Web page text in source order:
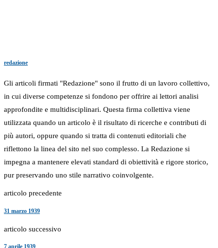
redazione
Gli articoli firmati "Redazione" sono il frutto di un lavoro collettivo,
in cui diverse competenze si fondono per offrire ai lettori analisi
approfondite e multidisciplinari. Questa firma collettiva viene
utilizzata quando un articolo è il risultato di ricerche e contributi di
più autori, oppure quando si tratta di contenuti editoriali che
riflettono la linea del sito nel suo complesso. La Redazione si
impegna a mantenere elevati standard di obiettività e rigore storico,
pur preservando uno stile narrativo coinvolgente.
articolo precedente
31 marzo 1939
articolo successivo